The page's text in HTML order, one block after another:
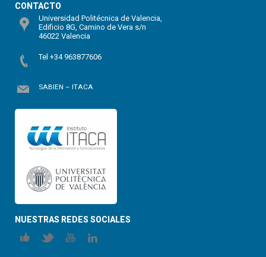
CONTACTO
Universidad Politécnica de Valencia,
Edificio 8G, Camino de Vera s/n
46022 Valencia
Tel +34 963877606
SABIEN – ITACA
NUESTRAS REDES SOCIALES